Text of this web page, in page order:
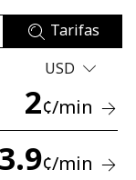
Tarifas
USD
2¢/min
3.9¢/min